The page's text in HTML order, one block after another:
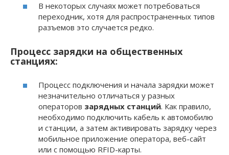
В некоторых случаях может потребоваться
переходник, хотя для распространенных типов
разъемов это случается редко.
Процесс зарядки на общественных
станциях:
Процесс подключения и начала зарядки может
незначительно отличаться у разных
операторов зарядных станций. Как правило,
необходимо подключить кабель к автомобилю
и станции, а затем активировать зарядку через
мобильное приложение оператора, веб-сайт
или с помощью RFID-карты.